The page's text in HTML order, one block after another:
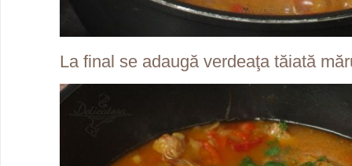
La final se adaugă verdeaţa tăiată